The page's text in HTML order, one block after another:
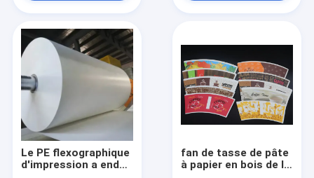
Le PE flexographique
d'impression a enduit
fan de tasse de pâte
à papier en bois de la